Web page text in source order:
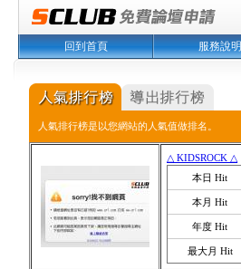
回到首頁 服務說明
人氣排行榜是以您網站的人氣值做排名。
△ KIDSROCK △
本日 Hit
本月 Hit
年度 Hit
最大月 Hit